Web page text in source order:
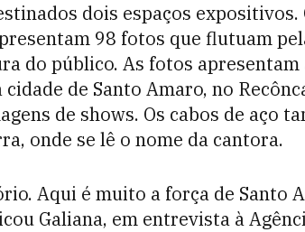
dois espaços
98 fotos que flutuam
do público. As fotos
de Santo Amaro, no
de shows. Os cabos de aço
onde se lê o nome da cantora.
Aqui é muito a força de Santo
Galiana, em entrevista à